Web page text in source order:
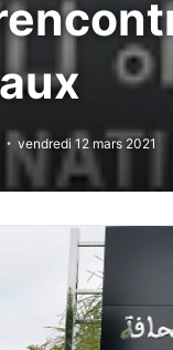
vendredi 12 mars 2021